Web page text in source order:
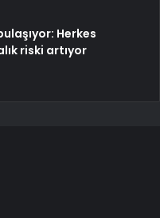
Herkes
riski artıyor